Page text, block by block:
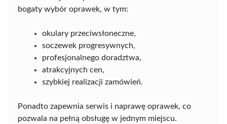
bogaty wybór oprawek, w tym:
okulary przeciwsłoneczne,
soczewek progresywnych,
profesjonalnego doradztwa,
atrakcyjnych cen,
szybkiej realizacji zamówień.
Ponadto zapewnia serwis i naprawę oprawek, co
pozwala na pełną obsługę w jednym miejscu.